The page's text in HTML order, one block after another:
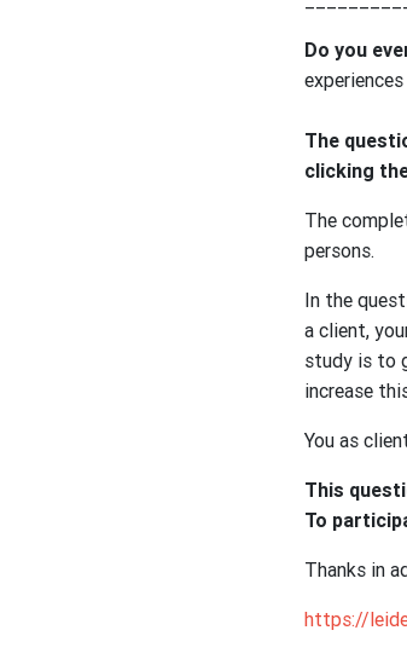
Do you
The
clicking
The
persons.
In the
a client,
study is to
increase
You as
This
To
Thanks in
https://